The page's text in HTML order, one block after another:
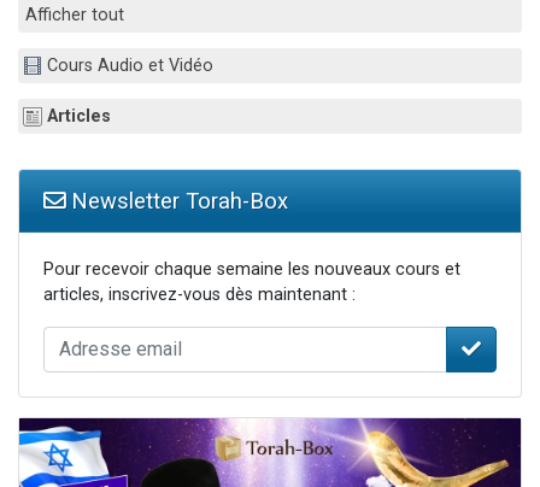
Il reste 49 places pour étudier en groupe sur Zoom
4 personnes viennent de nous rejoindre sur WhatsApp
Afficher tout
Cours Audio et Vidéo
Articles
Newsletter Torah-Box
Pour recevoir chaque semaine les nouveaux cours et
articles, inscrivez-vous dès maintenant :